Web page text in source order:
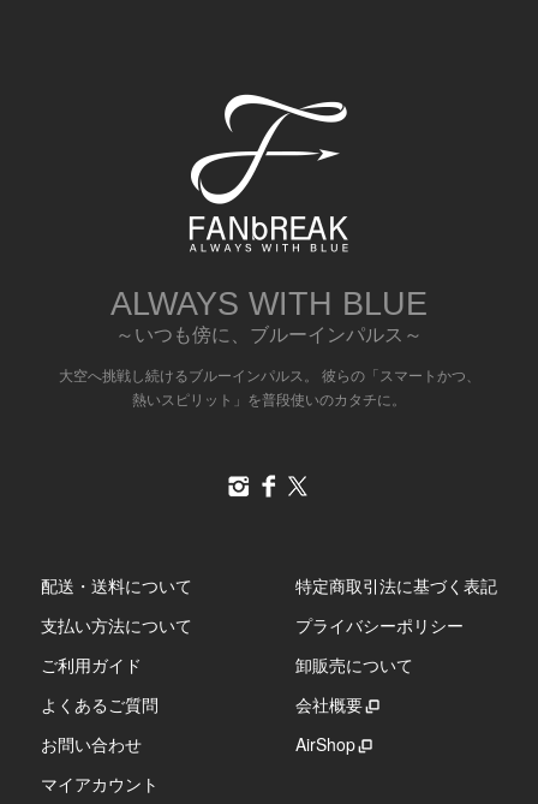
ALWAYS WITH BLUE
～いつも傍に、ブルーインパルス～
大空へ挑戦し続けるブルーインパルス。 彼らの「スマートかつ、
熱いスピリット」を普段使いのカタチに。
配送・送料について
支払い方法について
ご利用ガイド
よくあるご質問
お問い合わせ
マイアカウント
特定商取引法に基づく表記
プライバシーポリシー
卸販売について
会社概要
AirShop